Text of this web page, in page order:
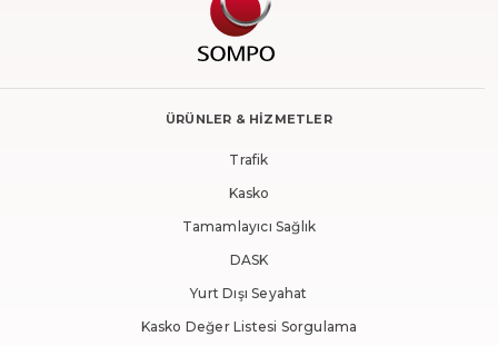
ÜRÜNLER & HİZMETLER
Trafik
Kasko
Tamamlayıcı Sağlık
DASK
Yurt Dışı Seyahat
Kasko Değer Listesi Sorgulama